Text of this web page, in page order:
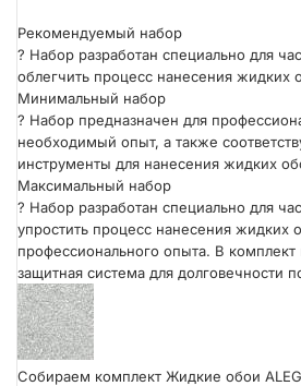
Рекомендуемый набор
? Набор разработан специально для
облегчить процесс нанесения жидких
Минимальный набор
? Набор предназначен для
необходимый опыт, а также
инструменты для нанесения жидких
Максимальный набор
? Набор разработан специально для
упростить процесс нанесения жидких
профессионального опыта. В комплект
защитная система для долговечности
Собираем комплект Жидкие обои